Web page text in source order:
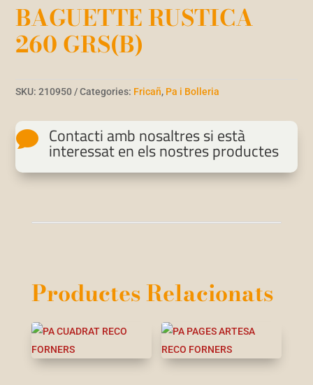
BAGUETTE RUSTICA
260 GRS(B)
SKU:210950 Categories: Fricañ, Pa i Bolleria
 Contacti amb nosaltres si està
interessat en els nostres productes
Productes Relacionats